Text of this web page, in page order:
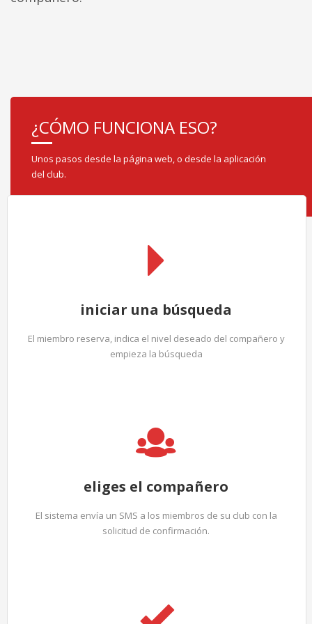
¿CÓMO FUNCIONA ESO?
Unos pasos desde la página web, o desde la aplicación
del club.
iniciar una búsqueda
El miembro reserva, indica el nivel deseado del compañero y
empieza la búsqueda
eliges el compañero
El sistema envía un SMS a los miembros de su club con la
solicitud de confirmación.